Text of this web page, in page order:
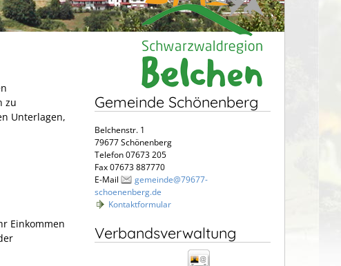
zu
Unterlagen,
Einkommen
Gemeinde Schönenberg
Belchenstr. 1
79677 Schönenberg
Telefon 07673 205
Fax 07673 887770
E-Mail
gemeinde@79677-
schoenenberg.de
Kontaktformular
Verbandsverwaltung